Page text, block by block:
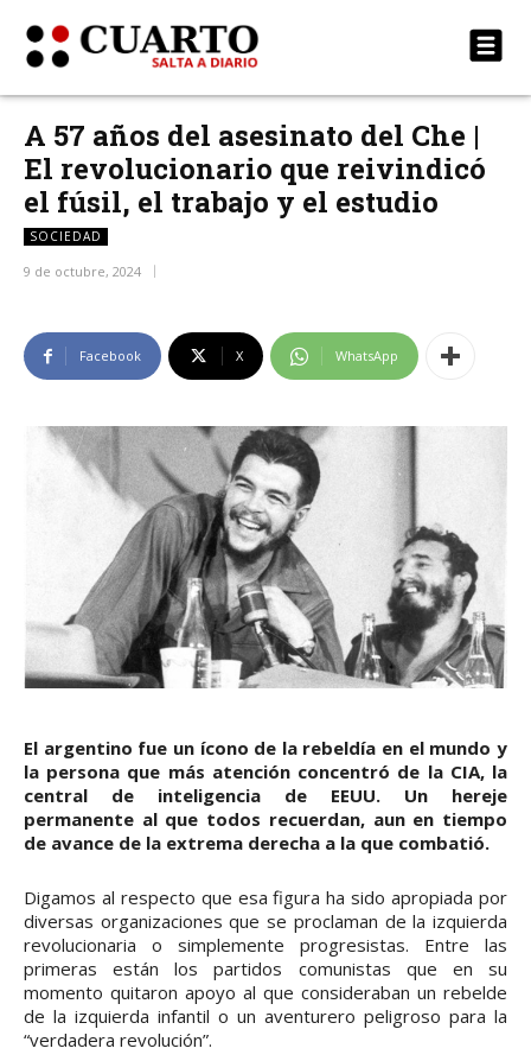
A 57 años del asesinato del Che |
El revolucionario que reivindicó
el fúsil, el trabajo y el estudio
SOCIEDAD
9 de octubre, 2024
Facebook X WhatsApp
El argentino fue un ícono de la rebeldía en el mundo y
la persona que más atención concentró de la CIA, la
central de inteligencia de EEUU. Un hereje
permanente al que todos recuerdan, aun en tiempo
de avance de la extrema derecha a la que combatió.
Digamos al respecto que esa figura ha sido apropiada por
diversas organizaciones que se proclaman de la izquierda
revolucionaria o simplemente progresistas. Entre las
primeras están los partidos comunistas que en su
momento quitaron apoyo al que consideraban un rebelde
de la izquierda infantil o un aventurero peligroso para la
“verdadera revolución”.